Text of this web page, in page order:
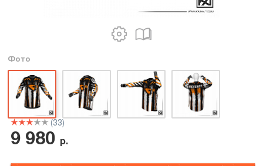
Фото
(33)
9 980 р.